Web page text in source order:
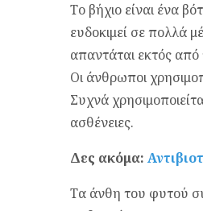
Το βήχιο είναι ένα
ευδοκιμεί σε πολλά
απαντάται εκτός από
Οι άνθρωποι
Συχνά
ασθένειες.
Δες ακόμα:
Τα άνθη του φυτού